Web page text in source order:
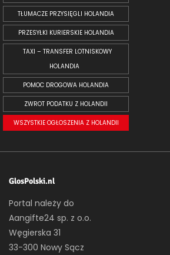
TŁUMACZE PRZYSIĘGLI HOLANDIA
PRZESYŁKI KURIERSKIE HOLANDIA
TAXI – TRANSFER LOTNISKOWY
HOLANDIA
POMOC DROGOWA HOLANDIA
ZWROT PODATKU Z HOLANDII
WSZYSTKIE OGŁOSZENIA Z HOLANDII
GlosPolski.nl
Portal należy do
Aangifte24 sp. z o.o.
Węgierska 31
33-300 Nowy Sącz